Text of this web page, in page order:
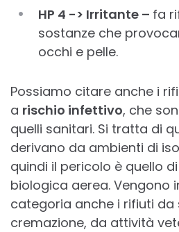
HP 4 -> Irritante – fa
sostanze che
occhi e pelle.
Possiamo citare anche i
a rischio infettivo, che
quelli sanitari. Si tratta di
derivano da ambienti di
quindi il pericolo è quello
biologica aerea. Vengono
categoria anche i rifiuti da
cremazione, da attività